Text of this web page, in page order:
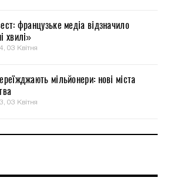
французьке медіа відзначило
хвилі»
03 Квітня
мільйонери: нові міста
03 Квітня